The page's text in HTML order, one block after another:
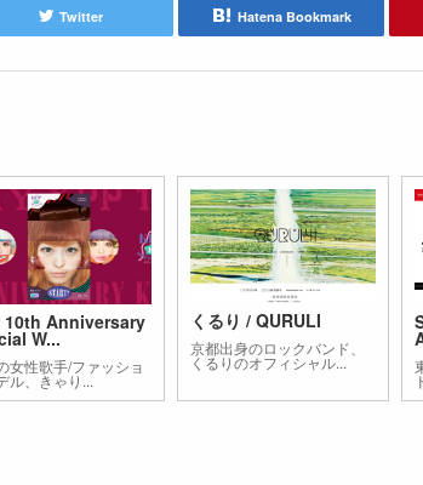
Twitter Hatena Bookmark
10th Anniversary
W...
女性歌手/ファッショ
ル、きゃり...
くるり / QURULI
京都出身のロックバンド、
くるりのオフィシャル...